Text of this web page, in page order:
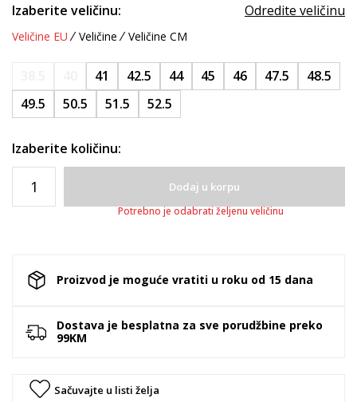
Izaberite veličinu: Odredite veličinu
Veličine EU Veličine Veličine CM
41 42.5 44 45 46 47.5
48.5
49.5
50.5 51.5 52.5
Izaberite količinu:
Dodaj u korpu
Potrebno je odabrati željenu veličinu
Proizvod je moguće vratiti u roku od 15 dana
Dostava je besplatna za sve porudžbine preko
99KM
Sačuvajte u listi želja